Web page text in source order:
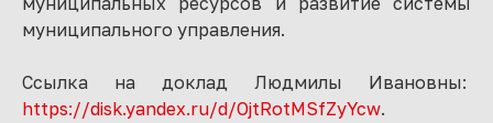
муниципального управления.
Ссылка на доклад Людмилы Ивановны:
https://disk.yandex.ru/d/OjtRotMSfZyYcw.